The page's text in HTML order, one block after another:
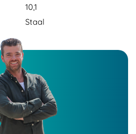
10,1
Staal